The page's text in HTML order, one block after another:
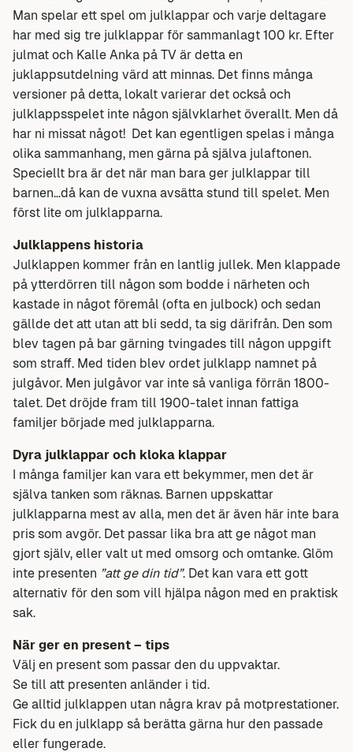
Man spelar ett spel om julklappar och varje deltagare
har med sig tre julklappar för sammanlagt 100 kr. Efter
julmat och Kalle Anka på TV är detta en
juklappsutdelning värd att minnas. Det finns många
versioner på detta, lokalt varierar det också och
julklappsspelet inte någon självklarhet överallt. Men då
har ni missat något! Det kan egentligen spelas i många
olika sammanhang, men gärna på själva julaftonen.
Speciellt bra är det när man bara ger julklappar till
barnen…då kan de vuxna avsätta stund till spelet. Men
först lite om julklapparna.
Julklappens historia
Julklappen kommer från en lantlig jullek. Men klappade
på ytterdörren till någon som bodde i närheten och
kastade in något föremål (ofta en julbock) och sedan
gällde det att utan att bli sedd, ta sig därifrån. Den som
blev tagen på bar gärning tvingades till någon uppgift
som straff. Med tiden blev ordet julklapp namnet på
julgåvor. Men julgåvor var inte så vanliga förrän 1800-
talet. Det dröjde fram till 1900-talet innan fattiga
familjer började med julklapparna.
Dyra julklappar och kloka klappar
I många familjer kan vara ett bekymmer, men det är
själva tanken som räknas. Barnen uppskattar
julklapparna mest av alla, men det är även här inte bara
pris som avgör. Det passar lika bra att ge något man
gjort själv, eller valt ut med omsorg och omtanke. Glöm
inte presenten ”att ge din tid”. Det kan vara ett gott
alternativ för den som vill hjälpa någon med en praktisk
sak.
När ger en present – tips
Välj en present som passar den du uppvaktar.
Se till att presenten anländer i tid.
Ge alltid julklappen utan några krav på motprestationer.
Fick du en julklapp så berätta gärna hur den passade
eller fungerade.